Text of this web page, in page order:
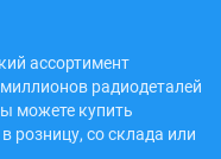
ассортимент
радиодеталей
можете купить
розницу, со склада или